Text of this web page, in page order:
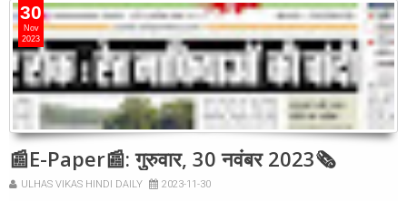
30
Nov
2023
📰E-Paper📰: गुरुवार, 30 नवंबर 2023🗞
ULHAS VIKAS HINDI DAILY 2023-11-30